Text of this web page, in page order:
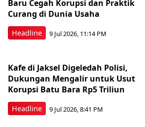
Headline
Baru Cegah Korupsi dan Praktik
Curang di Dunia Usaha
9 Jul 2026, 11:14 PM
Headline
Kafe di Jaksel Digeledah Polisi,
Dukungan Mengalir untuk Usut
Korupsi Batu Bara Rp5 Triliun
9 Jul 2026, 8:41 PM